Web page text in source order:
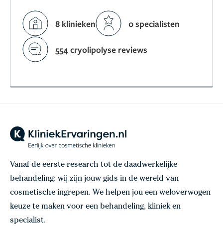
8 klinieken 0 specialisten
554 cryolipolyse reviews
Vanaf de eerste research tot de daadwerkelijke
behandeling: wij zijn jouw gids in de wereld van
cosmetische ingrepen. We helpen jou een weloverwogen
keuze te maken voor een behandeling, kliniek en
specialist.